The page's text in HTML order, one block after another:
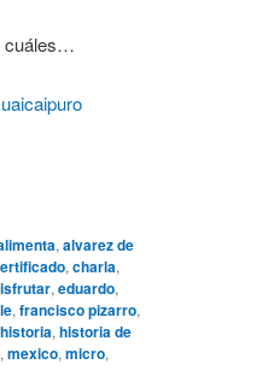
cuáles…
,alvarez de
,charla,
,eduardo,
,francisco pizarro,
historia,historia de
,mexico,micro,